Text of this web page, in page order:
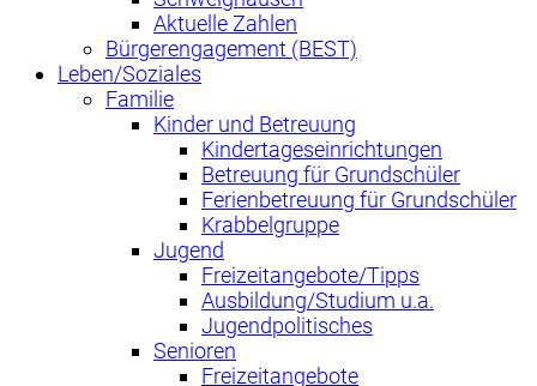
Aktuelle Zahlen
Bürgerengagement (BEST)
Leben/Soziales
Familie
Kinder und Betreuung
Kindertageseinrichtungen
Betreuung für Grundschüler
Ferienbetreuung für Grundschüler
Krabbelgruppe
Jugend
Freizeitangebote/Tipps
Ausbildung/Studium u.a.
Jugendpolitisches
Senioren
Freizeitangebote